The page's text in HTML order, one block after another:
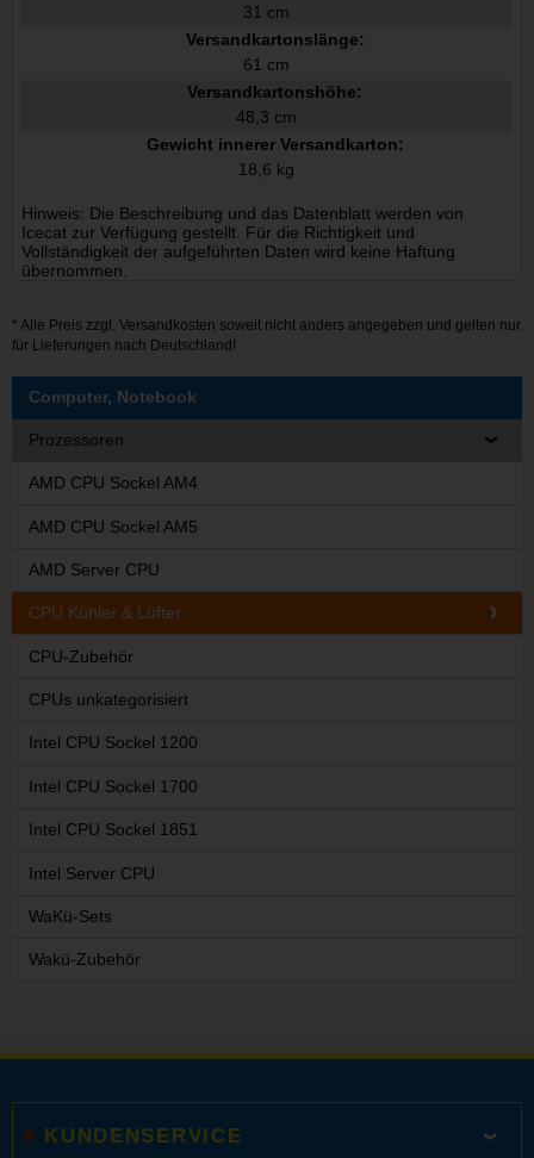
31 cm
Versandkartonslänge:
61 cm
Versandkartonshöhe:
48,3 cm
Gewicht innerer Versandkarton:
18,6 kg
Hinweis: Die Beschreibung und das Datenblatt werden von
Icecat zur Verfügung gestellt. Für die Richtigkeit und
Vollständigkeit der aufgeführten Daten wird keine Haftung
übernommen.
* Alle Preis zzgl. Versandkosten soweit nicht anders angegeben und gelten nur
für Lieferungen nach Deutschland!
Computer, Notebook
Prozessoren
AMD CPU Sockel AM4
AMD CPU Sockel AM5
AMD Server CPU
CPU Kühler & Lüfter
CPU-Zubehör
CPUs unkategorisiert
Intel CPU Sockel 1200
Intel CPU Sockel 1700
Intel CPU Sockel 1851
Intel Server CPU
WaKü-Sets
Wakü-Zubehör
KUNDENSERVICE